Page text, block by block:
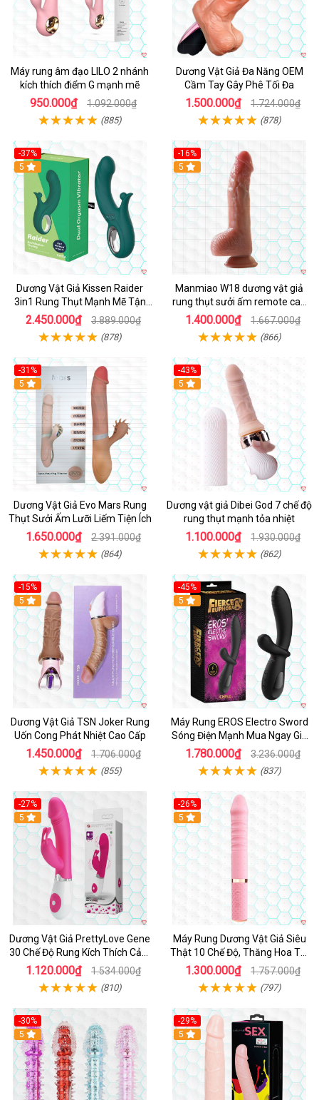
Máy rung âm đạo LILO 2 nhánh
kích thích điểm G mạnh mẽ
950.000₫ 1.092.000₫
(885)
Dương Vật Giả Đa Năng OEM
Cầm Tay Gây Phê Tối Đa
1.500.000₫ 1.724.000₫
(878)
-37%
Hot
5
Dương Vật Giả Kissen Raider
3in1 Rung Thụt Mạnh Mẽ Tận
Hưởng
2.450.000₫ 3.889.000₫
(878)
-16%
Hot
5
Manmiao W18 dương vật giả
rung thụt sưởi ấm remote cao
cấp
1.400.000₫ 1.667.000₫
(866)
-31%
5
Dương Vật Giả Evo Mars Rung
Thụt Sưởi Ấm Lưỡi Liếm Tiện Ích
1.650.000₫ 2.391.000₫
(864)
-43%
Hot
5
Dương vật giả Dibei God 7 chế độ
rung thụt mạnh tỏa nhiệt
1.100.000₫ 1.930.000₫
(862)
-15%
5
Dương Vật Giả TSN Joker Rung
Uốn Cong Phát Nhiệt Cao Cấp
1.450.000₫ 1.706.000₫
(855)
-45%
5
Máy Rung EROS Electro Sword
Sóng Điện Mạnh Mua Ngay Giá
Tốt
1.780.000₫ 3.236.000₫
(837)
-27%
Hot
5
Dương Vật Giả PrettyLove Gene
30 Chế Độ Rung Kích Thích Cảm
Biến Âm Thanh
1.120.000₫ 1.534.000₫
(810)
-26%
Hot
5
Máy Rung Dương Vật Giả Siêu
Thật 10 Chế Độ, Thăng Hoa Tối
Ưu
1.300.000₫ 1.757.000₫
(797)
-30%
Hot
5
-29%
Hot
5